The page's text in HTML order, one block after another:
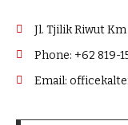
Jl. Tjilik Riwut Km
Phone: +62 819-
Email: